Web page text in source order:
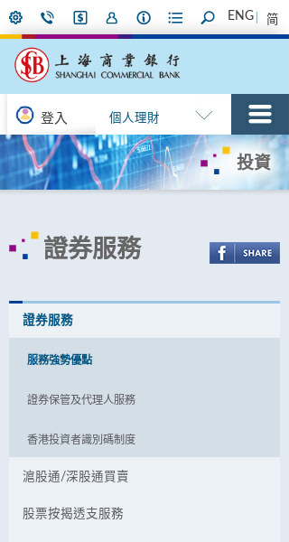
ENG 简
登入 個人理財
投資
證券服務
證券服務
服務強勢優點
證券保管及代理人服務
香港投資者識別碼制度
滬股通/深股通買賣
股票按揭透支服務